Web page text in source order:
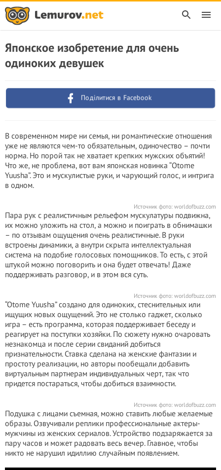
Японское изобретение для очень
одиноких девушек
Поділитися в Facebook
В современном мире ни семья, ни романтические отношения
уже не являются чем-то обязательным, одиночество – почти
норма. Но порой так не хватает крепких мужских объятий!
Что же, не проблема, вот вам японская новинка “Otome
Yuusha”. Это и мускулистые руки, и чарующий голос, и интрига
в одном.
Источник фото: worldofbuzz.com
Пара рук с реалистичным рельефом мускулатуры подвижна,
их можно уложить на стол, а можно и поиграть в обнимашки
– по отзывам ощущения очень реалистичные. В руки
встроены динамики, а внутри скрыта интеллектуальная
система на подобие голосовых помощников. То есть, с этой
штукой можно поговорить и она будет отвечать! Даже
поддерживать разговор, и в этом вся суть.
Источник фото: worldofbuzz.com
“Otome Yuusha” создано для одиноких, стеснительных или
ищущих новых ощущений. Это не столько гаджет, сколько
игра – есть программа, которая поддерживает беседу и
реагирует на поступки хозяйки. По сюжету нужно очаровать
незнакомца и после серии свиданий добиться
признательности. Ставка сделана на женские фантазии и
простоту реализации, но авторы пообещали добавить
виртуальным партнерам индивидуальных черт, так что
придется постараться, чтобы добиться взаимности.
Источник фото: worldofbuzz.com
Подушка с лицами съемная, можно ставить любые желаемые
образы. Озвучивали реплики профессиональные актеры-
мужчины из женских сериалов. Устройство подзаряжается за
пару часов и может радовать весь вечер. Главное, чтобы
никто не нарушил идиллию случайным появлением.